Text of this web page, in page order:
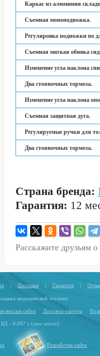
Каркас из алюминия
Съемная моноподножка.
Регулировка подножки по
Съемная мягкая обивка
Изменение угла наклона
Два стояночных тормоза.
Изменение угла наклона
Съемная защитная дуга.
Регулируемые ручки для
Два стояночных тормоза.
Страна бренда:
Гарантия: 12
Расскажите друзьям
| Доставка | Гарантия |
медицинской техники
версия сайта Договор-оферта
БД - 0.097 с (new server)
Разработка сайта